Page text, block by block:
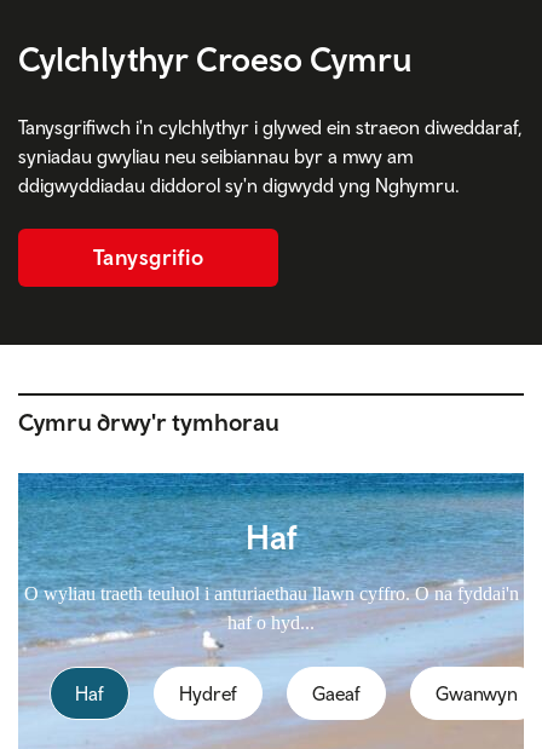
Cylchlythyr Croeso Cymru
Tanysgrifiwch i'n cylchlythyr i glywed ein straeon diweddaraf,
syniadau gwyliau neu seibiannau byr a mwy am
ddigwyddiadau diddorol sy'n digwydd yng Nghymru.
Tanysgrifio
Cymru drwy'r tymhorau
Haf
O wyliau traeth teuluol i anturiaethau llawn cyffro. O na fyddai'n
haf o hyd...
Haf Hydref Gaeaf Gwanwyn